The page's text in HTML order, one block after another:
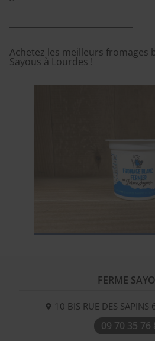
Achetez les meilleurs fromages
Sayous à Lourdes !
FERME
10 BIS RUE DES SAPINS
09 70 35 76